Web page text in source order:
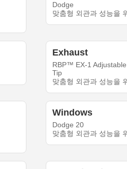
Dodge
맞춤형 외관과 성능을
Exhaust
RBP™ EX-1
Tip
맞춤형 외관과 성능을
Windows
Dodge 20
맞춤형 외관과 성능을